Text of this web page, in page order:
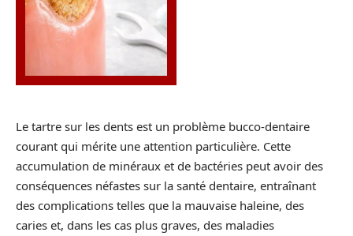
Le tartre sur les dents est un problème bucco-dentaire
courant qui mérite une attention particulière. Cette
accumulation de minéraux et de bactéries peut avoir des
conséquences néfastes sur la santé dentaire, entraînant
des complications telles que la mauvaise haleine, des
caries et, dans les cas plus graves, des maladies